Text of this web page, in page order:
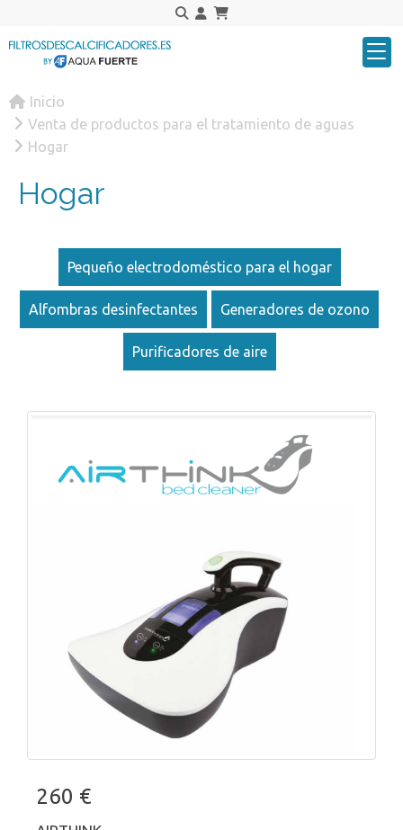
Inicio
Venta de productos para el tratamiento de aguas
Hogar
Hogar
Pequeño electrodoméstico para el hogar
Alfombras desinfectantes Generadores de ozono
Purificadores de aire
260 €